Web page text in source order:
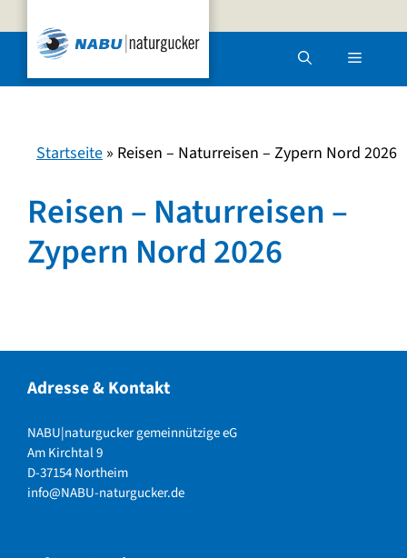
Inhalt
springen
Menü
Startseite » Reisen – Naturreisen – Zypern Nord 2026
Reisen – Naturreisen –
Zypern Nord 2026
Adresse & Kontakt
NABU|naturgucker gemeinnützige eG
Am Kirchtal 9
D-37154 Northeim
info@NABU-naturgucker.de